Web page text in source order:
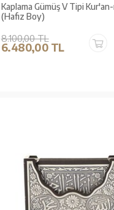
Kaplama Gümüş V Tipi Kur'an-
(Hafız Boy)
8.100,00 TL
6.480,00 TL